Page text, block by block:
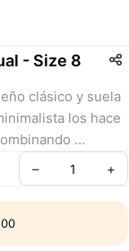
- Size 8
clásico y suela
los hace
para looks
shorts o
metálicos en
original de
– +